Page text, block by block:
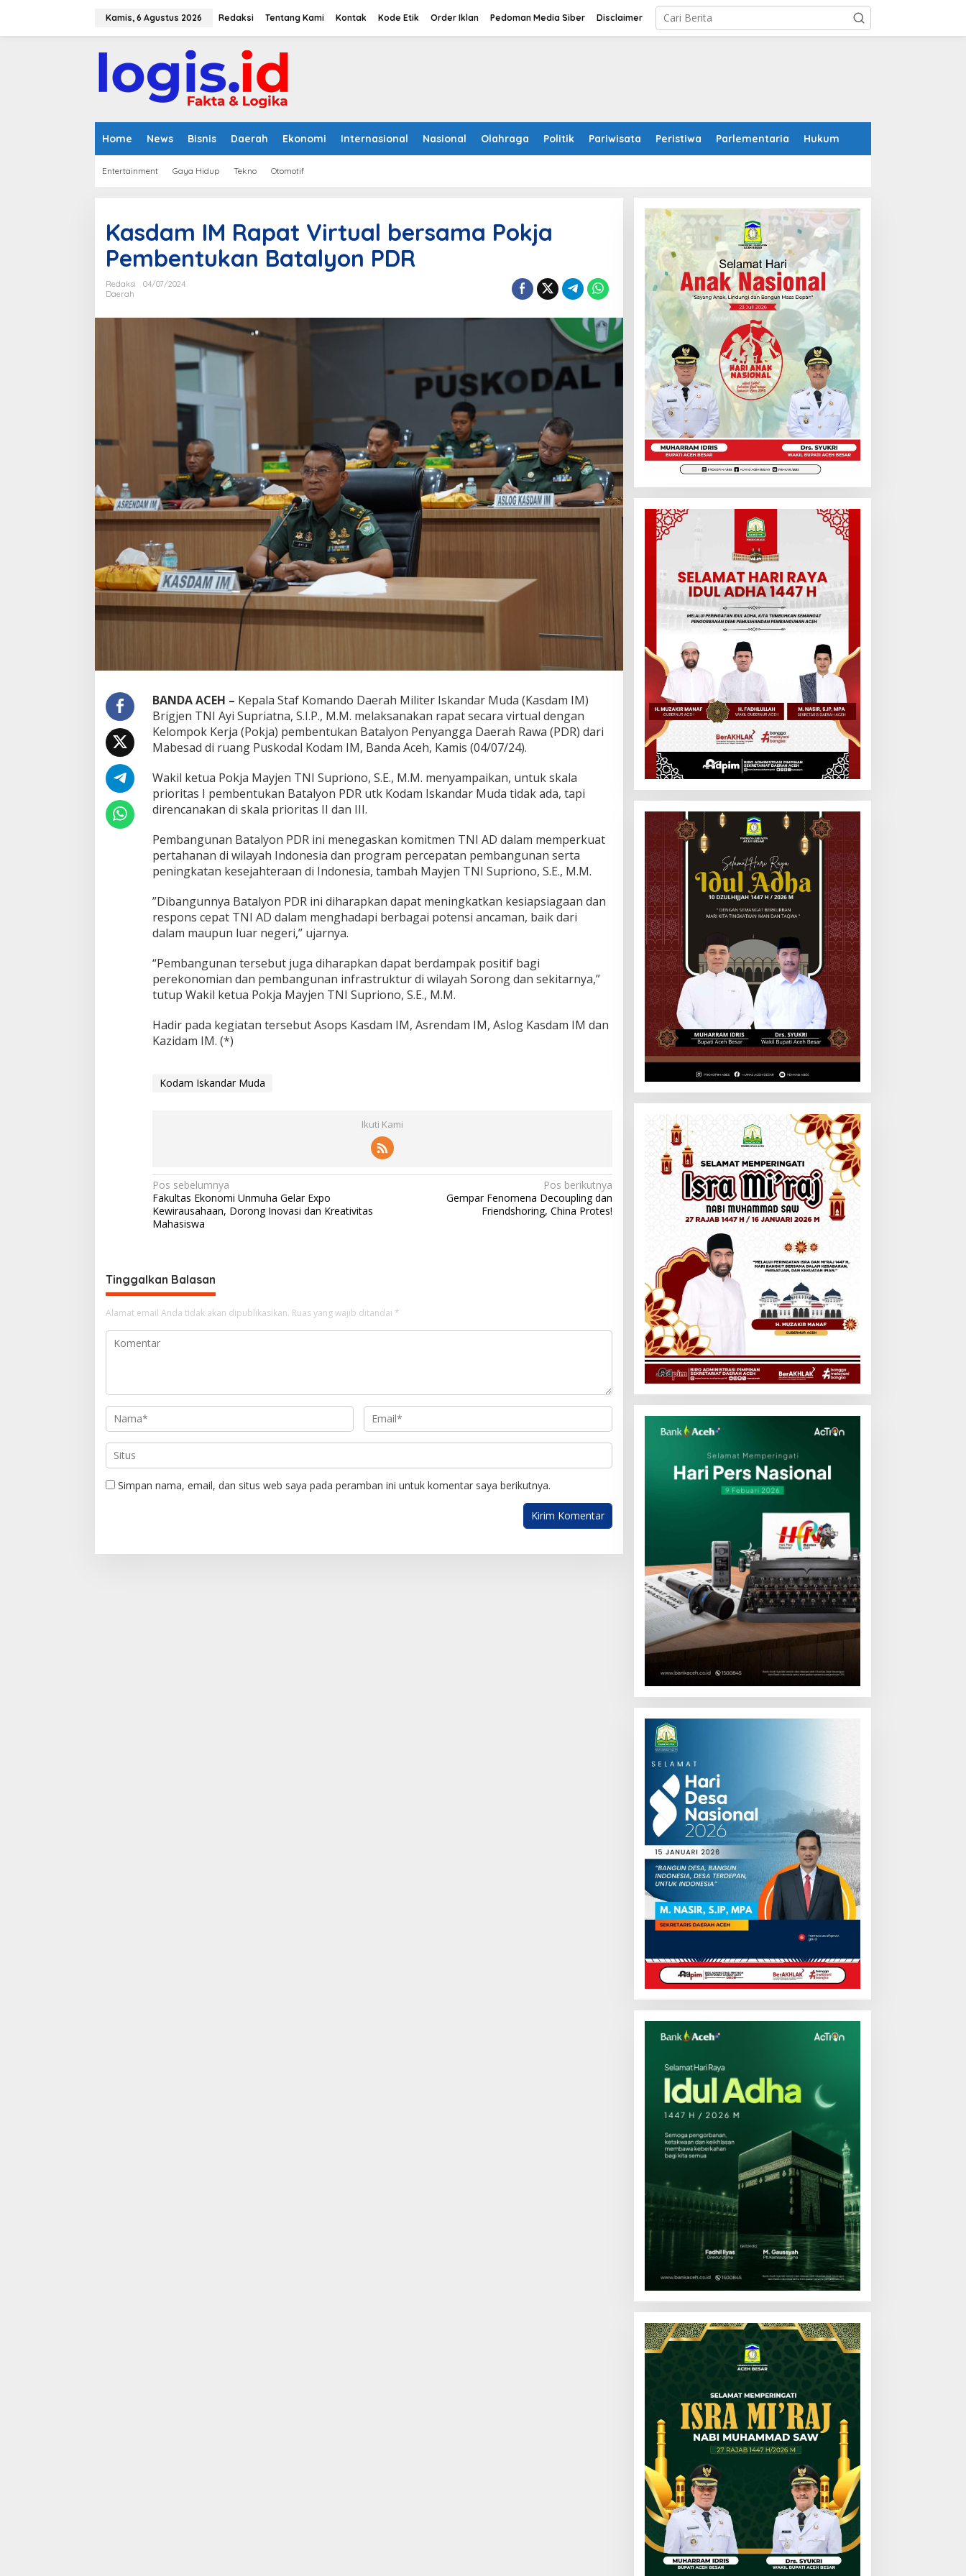
Kamis, 6 Agustus 2026 Redaksi Tentang Kami Kontak Kode Etik Order Iklan Pedoman Media Siber Disclaimer
Home News Bisnis Daerah Ekonomi Internasional Nasional Olahraga Politik Pariwisata Peristiwa Parlementaria Hukum
Entertainment Gaya Hidup Tekno Otomotif
Kasdam IM Rapat Virtual bersama Pokja
Pembentukan Batalyon PDR
Redaksi
04/07/2024
Daerah
BANDA ACEH – Kepala Staf Komando Daerah Militer Iskandar Muda (Kasdam IM)
Brigjen TNI Ayi Supriatna, S.I.P., M.M. melaksanakan rapat secara virtual dengan
Kelompok Kerja (Pokja) pembentukan Batalyon Penyangga Daerah Rawa (PDR) dari
Mabesad di ruang Puskodal Kodam IM, Banda Aceh, Kamis (04/07/24).
Wakil ketua Pokja Mayjen TNI Supriono, S.E., M.M. menyampaikan, untuk skala
prioritas I pembentukan Batalyon PDR utk Kodam Iskandar Muda tidak ada, tapi
direncanakan di skala prioritas II dan III.
Pembangunan Batalyon PDR ini menegaskan komitmen TNI AD dalam memperkuat
pertahanan di wilayah Indonesia dan program percepatan pembangunan serta
peningkatan kesejahteraan di Indonesia, tambah Mayjen TNI Supriono, S.E., M.M.
”Dibangunnya Batalyon PDR ini diharapkan dapat meningkatkan kesiapsiagaan dan
respons cepat TNI AD dalam menghadapi berbagai potensi ancaman, baik dari
dalam maupun luar negeri,” ujarnya.
“Pembangunan tersebut juga diharapkan dapat berdampak positif bagi
perekonomian dan pembangunan infrastruktur di wilayah Sorong dan sekitarnya,”
tutup Wakil ketua Pokja Mayjen TNI Supriono, S.E., M.M.
Hadir pada kegiatan tersebut Asops Kasdam IM, Asrendam IM, Aslog Kasdam IM dan
Kazidam IM. (*)
Kodam Iskandar Muda
Ikuti Kami
N
a
v
a
s
i
p
s
Pos sebelumnya
Fakultas Ekonomi Unmuha Gelar Expo
Kewirausahaan, Dorong Inovasi dan Kreativitas
Mahasiswa
Pos berikutnya
Gempar Fenomena Decoupling dan
Friendshoring, China Protes!
Tinggalkan Balasan
Alamat email Anda tidak akan dipublikasikan. Ruas yang wajib ditandai *
Simpan nama, email, dan situs web saya pada peramban ini untuk komentar saya berikutnya.